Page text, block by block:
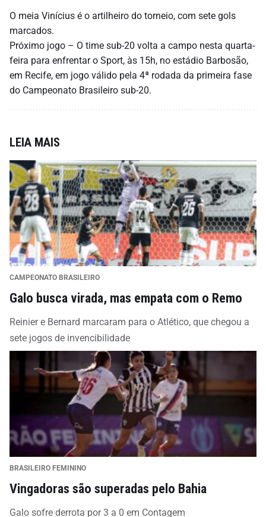
O meia Vinícius é o artilheiro do torneio, com sete gols
marcados.
Próximo jogo – O time sub-20 volta a campo nesta quarta-
feira para enfrentar o Sport, às 15h, no estádio Barbosão,
em Recife, em jogo válido pela 4ª rodada da primeira fase
do Campeonato Brasileiro sub-20.
LEIA MAIS
CAMPEONATO BRASILEIRO
Galo busca virada, mas empata com o Remo
Reinier e Bernard marcaram para o Atlético, que chegou a
sete jogos de invencibilidade
BRASILEIRO FEMININO
Vingadoras são superadas pelo Bahia
Galo sofre derrota por 3 a 0 em Contagem